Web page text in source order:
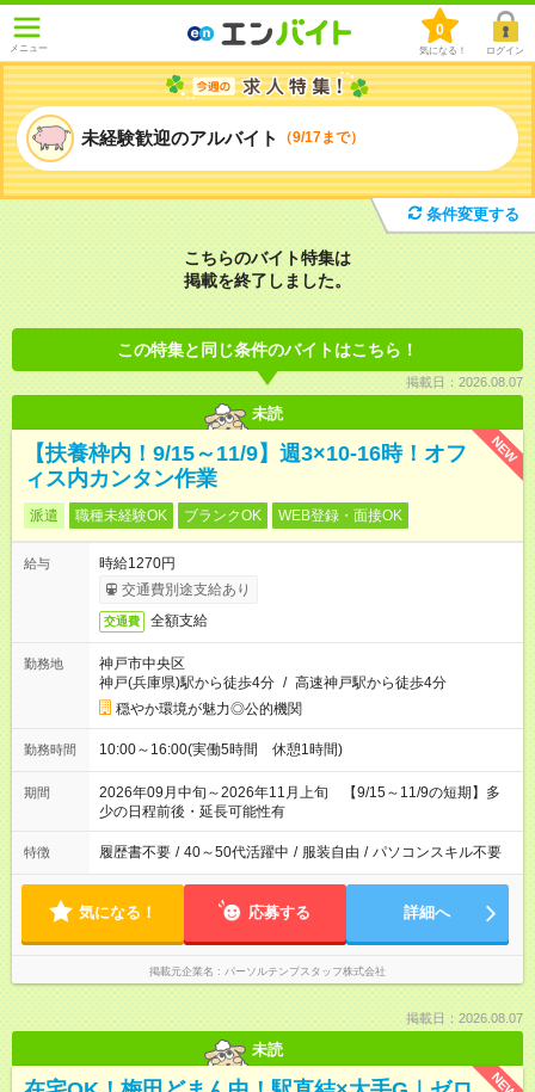
メニュー
0
気になる！ ログイン
未経験歓迎のアルバイト （9/17まで）
条件変更する
こちらのバイト特集は
掲載を終了しました。
この特集と同じ条件のバイトはこちら！
掲載日：2026.08.07
未読
NEW
【扶養枠内！9/15～11/9】週3×10-16時！オフ
ィス内カンタン作業
派遣 職種未経験OK ブランクOK WEB登録・面接OK
給与
時給1270円
交通費別途支給あり
交通費 全額支給
勤務地
神戸市中央区
神戸(兵庫県)駅から徒歩4分 / 高速神戸駅から徒歩4分
穏やか環境が魅力◎公的機関
勤務時間 10:00～16:00(実働5時間 休憩1時間)
期間
2026年09月中旬～2026年11月上旬 【9/15～11/9の短期】多
少の日程前後・延長可能性有
特徴 履歴書不要 / 40～50代活躍中 / 服装自由 / パソコンスキル不要
気になる！ 応募する 詳細へ
掲載元企業名 パーソルテンプスタッフ株式会社
掲載日：2026.08.07
未読
NEW